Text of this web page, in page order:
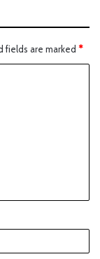
fields are marked *